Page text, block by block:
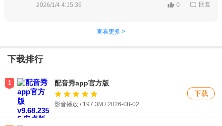
2026/1/4 4:15:36 0 回复
查看更多 >
下载排行
1 配音秀app官方版
影音播放 / 197.3M / 2026-08-02
下载